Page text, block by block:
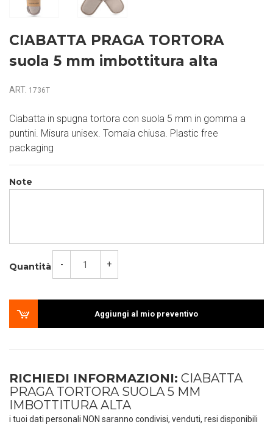
CIABATTA PRAGA TORTORA
suola 5 mm imbottitura alta
ART. 1736T
Ciabatta in spugna tortora con suola 5 mm in gomma a
puntini. Misura unisex. Tomaia chiusa. Plastic free
packaging
Note
Quantità - +
Aggiungi al mio preventivo
RICHIEDI INFORMAZIONI: CIABATTA
PRAGA TORTORA SUOLA 5 MM
IMBOTTITURA ALTA
i tuoi dati personali NON saranno condivisi, venduti, resi disponibili